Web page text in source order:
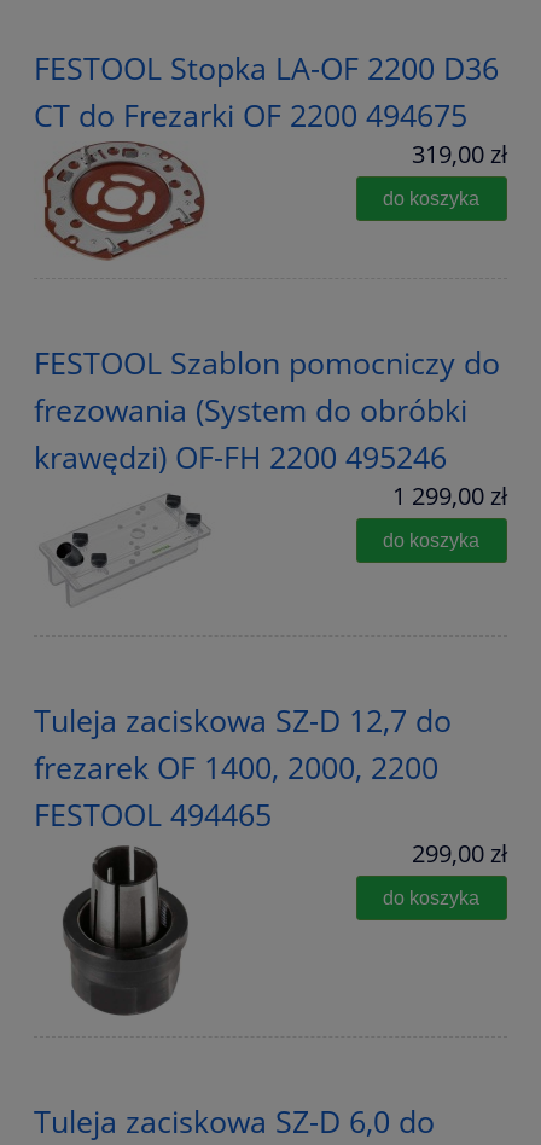
FESTOOL Stopka LA-OF 2200 D36
CT do Frezarki OF 2200 494675
319,00 zł
do koszyka
FESTOOL Szablon pomocniczy do
frezowania (System do obróbki
krawędzi) OF-FH 2200 495246
1 299,00 zł
do koszyka
Tuleja zaciskowa SZ-D 12,7 do
frezarek OF 1400, 2000, 2200
FESTOOL 494465
299,00 zł
do koszyka
Tuleja zaciskowa SZ-D 6,0 do